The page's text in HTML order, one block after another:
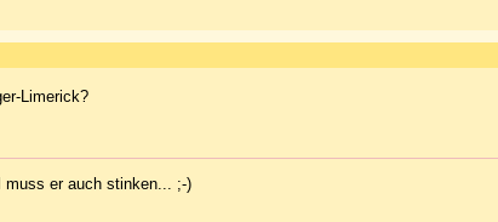
Limerick?
muss er auch stinken... ;-)